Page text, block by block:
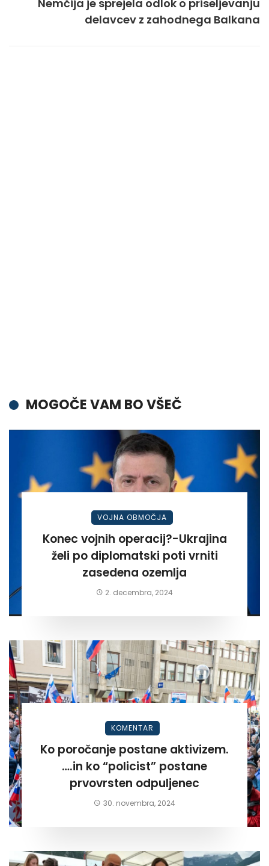
Nemčija je sprejela odlok o priseljevanju
delavcev z zahodnega Balkana
MOGOČE VAM BO VŠEČ
VOJNA OBMOČJA
Konec vojnih operacij?-Ukrajina
želi po diplomatski poti vrniti
zasedena ozemlja
2. decembra, 2024
KOMENTAR
Ko poročanje postane aktivizem.
….in ko “policist” postane
prvovrsten odpuljenec
30. novembra, 2024